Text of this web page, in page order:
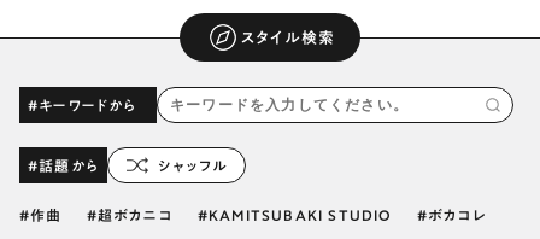
スタイル検索
#キーワードから
#話題から シャッフル
作曲 超ボカニコ KAMITSUBAKI STUDIO ボカコレ